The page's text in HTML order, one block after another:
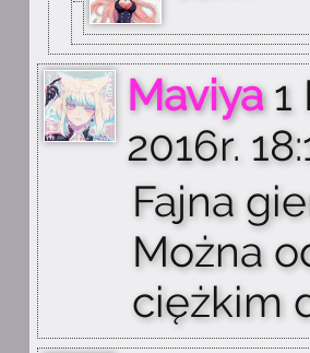
Maviya 1
2016r.
Fajna
Można
ciężkim